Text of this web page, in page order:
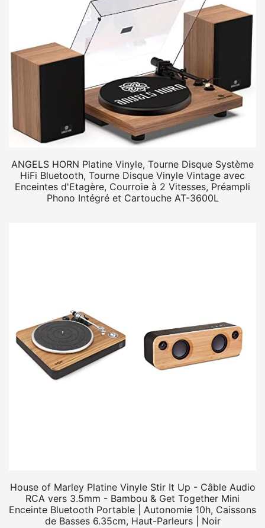
ANGELS HORN Platine Vinyle, Tourne Disque Système
HiFi Bluetooth, Tourne Disque Vinyle Vintage avec
Enceintes d'Etagère, Courroie à 2 Vitesses, Préampli
Phono Intégré et Cartouche AT-3600L
House of Marley Platine Vinyle Stir It Up - Câble Audio
RCA vers 3.5mm - Bambou & Get Together Mini
Enceinte Bluetooth Portable | Autonomie 10h, Caissons
de Basses 6.35cm, Haut-Parleurs | Noir